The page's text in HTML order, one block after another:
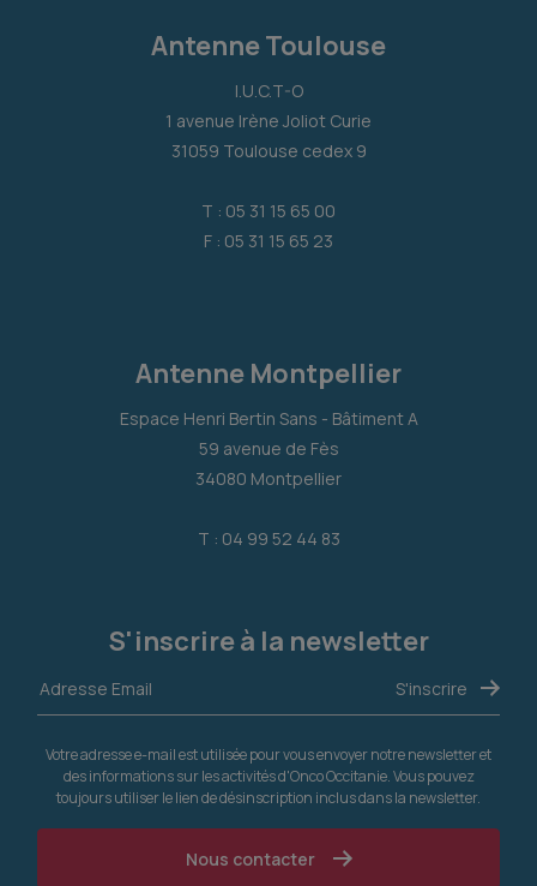
Antenne Toulouse
I.U.C.T-O
1 avenue Irène Joliot Curie
31059 Toulouse cedex 9
T : 05 31 15 65 00
F : 05 31 15 65 23
Antenne Montpellier
Espace Henri Bertin Sans - Bâtiment A
59 avenue de Fès
34080 Montpellier
T : 04 99 52 44 83
S'inscrire à la newsletter
Votre adresse e-mail est utilisée pour vous envoyer notre newsletter et
des informations sur les activités d'Onco Occitanie. Vous pouvez
toujours utiliser le lien de désinscription inclus dans la newsletter.
Nous contacter